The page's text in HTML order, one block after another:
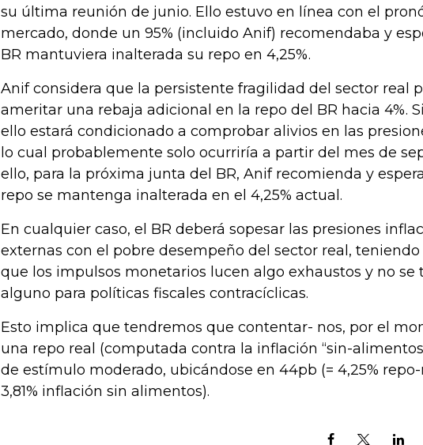
su última reunión de junio. Ello estuvo en línea con el
mercado, donde un 95% (incluido Anif) recomendaba y
BR mantuviera inalterada su repo en 4,25%.
Anif considera que la persistente fragilidad del sector real
ameritar una rebaja adicional en la repo del BR hacia 4%.
ello estará condicionado a comprobar alivios en las
lo cual probablemente solo ocurriría a partir del mes de
ello, para la próxima junta del BR, Anif recomienda y
repo se mantenga inalterada en el 4,25% actual.
En cualquier caso, el BR deberá sopesar las presiones
externas con el pobre desempeño del sector real,
que los impulsos monetarios lucen algo exhaustos y no se
alguno para políticas fiscales contracíclicas.
Esto implica que tendremos que contentar- nos, por el
una repo real (computada contra la inflación “sin-
de estímulo moderado, ubicándose en 44pb (= 4,25%
3,81% inflación sin alimentos).